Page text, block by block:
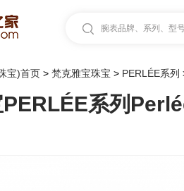
腕表品牌、系列、型
宝)首页 > 梵克雅宝珠宝 > PERLÉE系列
系列